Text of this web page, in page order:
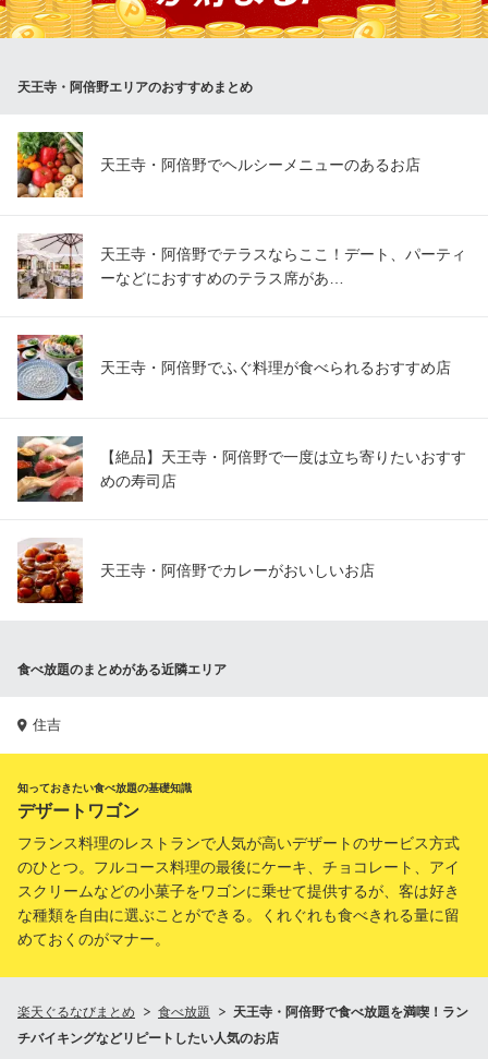
天王寺・阿倍野エリアのおすすめまとめ
天王寺・阿倍野でヘルシーメニューのあるお店
天王寺・阿倍野でテラスならここ！デート、パーティ
ーなどにおすすめのテラス席があ…
天王寺・阿倍野でふぐ料理が食べられるおすすめ店
【絶品】天王寺・阿倍野で一度は立ち寄りたいおすす
めの寿司店
天王寺・阿倍野でカレーがおいしいお店
食べ放題のまとめがある近隣エリア
住吉
知っておきたい食べ放題の基礎知識
デザートワゴン
フランス料理のレストランで人気が高いデザートのサービス方式
のひとつ。フルコース料理の最後にケーキ、チョコレート、アイ
スクリームなどの小菓子をワゴンに乗せて提供するが、客は好き
な種類を自由に選ぶことができる。くれぐれも食べきれる量に留
めておくのがマナー。
楽天ぐるなびまとめ 食べ放題
天王寺・阿倍野で食べ放題を満喫！ラン
チバイキングなどリピートしたい人気のお店